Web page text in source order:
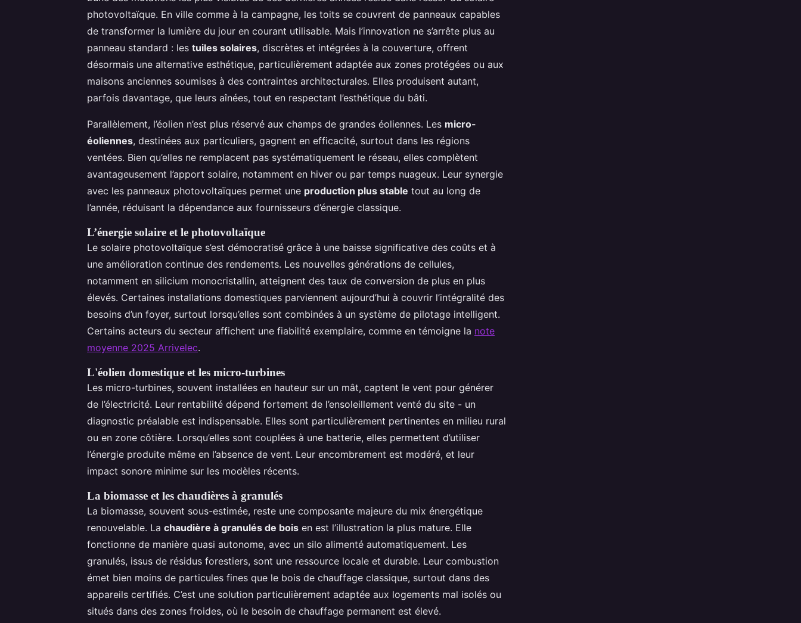
photovoltaïque. En ville comme à la campagne, les toits se couvrent de panneaux capables
de transformer la lumière du jour en courant utilisable. Mais l’innovation ne s’arrête plus au
panneau standard : les tuiles solaires, discrètes et intégrées à la couverture, offrent
désormais une alternative esthétique, particulièrement adaptée aux zones protégées ou aux
maisons anciennes soumises à des contraintes architecturales. Elles produisent autant,
parfois davantage, que leurs aînées, tout en respectant l’esthétique du bâti.
Parallèlement, l’éolien n’est plus réservé aux champs de grandes éoliennes. Les micro-
éoliennes, destinées aux particuliers, gagnent en efficacité, surtout dans les régions
ventées. Bien qu’elles ne remplacent pas systématiquement le réseau, elles complètent
avantageusement l’apport solaire, notamment en hiver ou par temps nuageux. Leur synergie
avec les panneaux photovoltaïques permet une production plus stable tout au long de
l’année, réduisant la dépendance aux fournisseurs d’énergie classique.
L’énergie solaire et le photovoltaïque
Le solaire photovoltaïque s’est démocratisé grâce à une baisse significative des coûts et à
une amélioration continue des rendements. Les nouvelles générations de cellules,
notamment en silicium monocristallin, atteignent des taux de conversion de plus en plus
élevés. Certaines installations domestiques parviennent aujourd’hui à couvrir l’intégralité des
besoins d’un foyer, surtout lorsqu’elles sont combinées à un système de pilotage intelligent.
Certains acteurs du secteur affichent une fiabilité exemplaire, comme en témoigne la note
moyenne 2025 Arrivelec.
L'éolien domestique et les micro-turbines
Les micro-turbines, souvent installées en hauteur sur un mât, captent le vent pour générer
de l’électricité. Leur rentabilité dépend fortement de l’ensoleillement venté du site - un
diagnostic préalable est indispensable. Elles sont particulièrement pertinentes en milieu rural
ou en zone côtière. Lorsqu’elles sont couplées à une batterie, elles permettent d’utiliser
l’énergie produite même en l’absence de vent. Leur encombrement est modéré, et leur
impact sonore minime sur les modèles récents.
La biomasse et les chaudières à granulés
La biomasse, souvent sous-estimée, reste une composante majeure du mix énergétique
renouvelable. La chaudière à granulés de bois en est l’illustration la plus mature. Elle
fonctionne de manière quasi autonome, avec un silo alimenté automatiquement. Les
granulés, issus de résidus forestiers, sont une ressource locale et durable. Leur combustion
émet bien moins de particules fines que le bois de chauffage classique, surtout dans des
appareils certifiés. C’est une solution particulièrement adaptée aux logements mal isolés ou
situés dans des zones froides, où le besoin de chauffage permanent est élevé.